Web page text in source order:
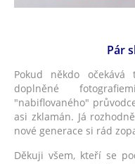
Pár
Pokud někdo
doplněné
"nabiflovaného"
asi zklamán. Já
nové generace si rád
Děkuji všem, kteří se